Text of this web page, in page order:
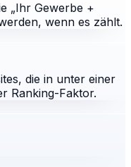
„Ihr Gewerbe +
wenn es zählt.
die in unter einer
Ranking-Faktor.